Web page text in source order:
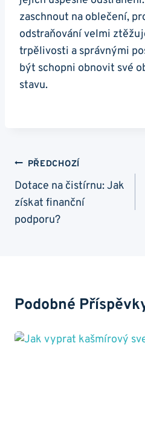
zaschnout na oblečení,
odstraňování velmi
trpělivosti a správnými
být schopni obnovit své
stavu.
Navigace
Pro
Příspěvek
PŘEDCHOZÍ
Dotace na čistírnu: Jak
získat finanční
podporu?
Podobné